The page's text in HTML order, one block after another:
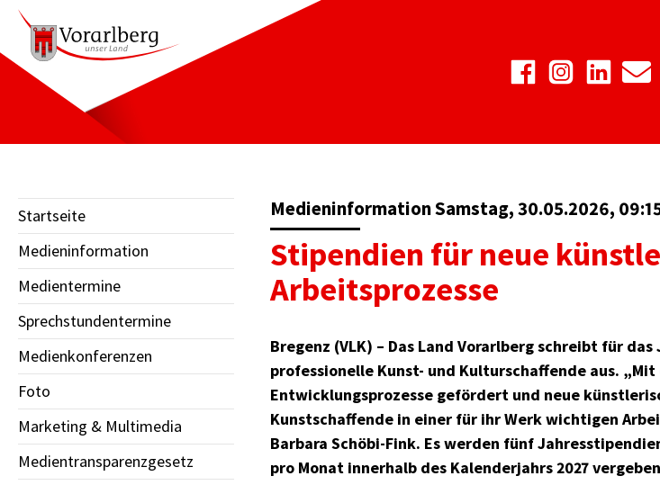
Startseite
Medieninformation
Medientermine
Sprechstundentermine
Medienkonferenzen
Foto
Marketing & Multimedia
Medientransparenzgesetz
Medieninformation Samstag, 30.05.2026,
Stipendien für neue
Arbeitsprozesse
Bregenz (VLK) – Das Land Vorarlberg schreibt für
professionelle Kunst- und Kulturschaffende aus.
Entwicklungsprozesse gefördert und neue
Kunstschaffende in einer für ihr Werk wichtigen
Barbara Schöbi-Fink. Es werden fünf
pro Monat innerhalb des Kalenderjahrs 2027